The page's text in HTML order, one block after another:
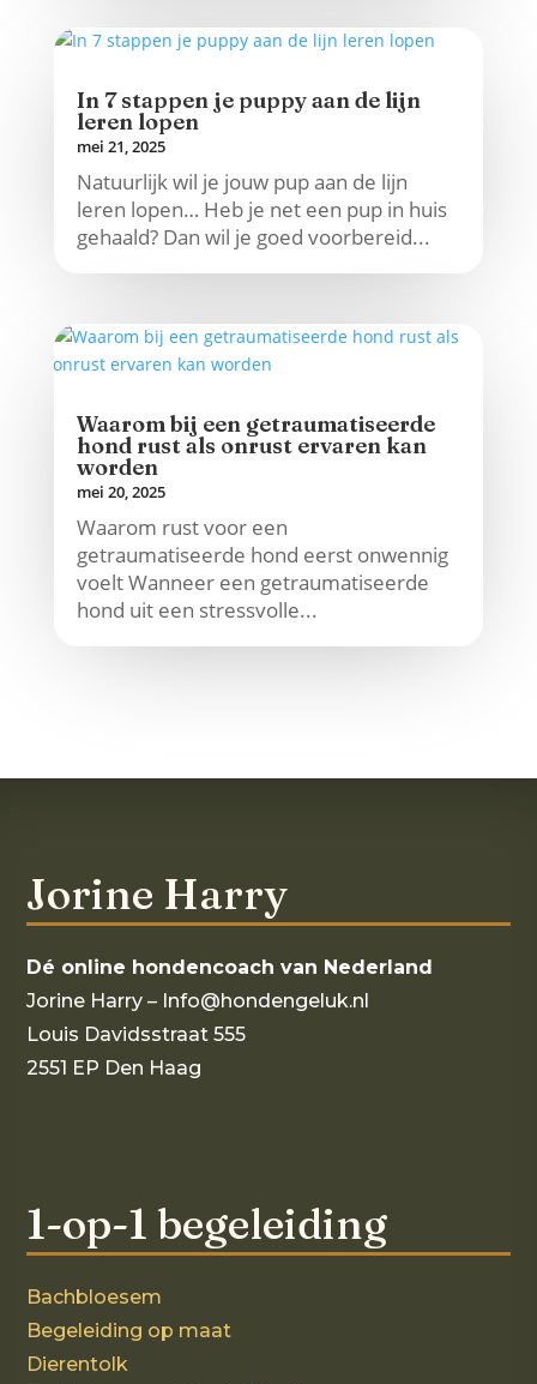
In 7 stappen je puppy aan de lijn
leren lopen
mei 21, 2025
Natuurlijk wil je jouw pup aan de lijn
leren lopen… Heb je net een pup in huis
gehaald? Dan wil je goed voorbereid...
Waarom bij een getraumatiseerde
hond rust als onrust ervaren kan
worden
mei 20, 2025
Waarom rust voor een
getraumatiseerde hond eerst onwennig
voelt Wanneer een getraumatiseerde
hond uit een stressvolle...
Jorine Harry
Dé online hondencoach van Nederland
Jorine Harry – Info@hondengeluk.nl
Louis Davidsstraat 555
2551 EP Den Haag
1-op-1 begeleiding
Bachbloesem
Begeleiding op maat
Dierentolk